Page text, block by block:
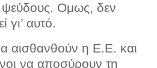
ψεύδους. Ομως, δεν
γι’ αυτό.
αισθανθούν η Ε.Ε. και
να αποσύρουν τη